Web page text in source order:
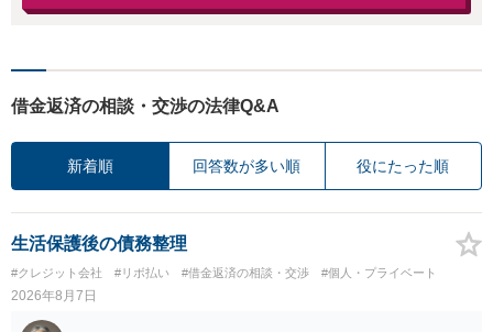
借金返済の相談・交渉の法律Q&A
新着順 回答数が多い順 役にたった順
生活保護後の債務整理
#クレジット会社 #リボ払い #借金返済の相談・交渉 #個人・プライベート
2026年8月7日